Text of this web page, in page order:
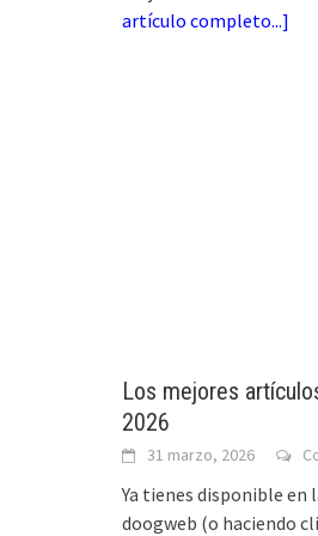
artículo completo...]
Los mejores
2026
31 marzo, 2026
Ya tienes disponible en
doogweb (o haciendo